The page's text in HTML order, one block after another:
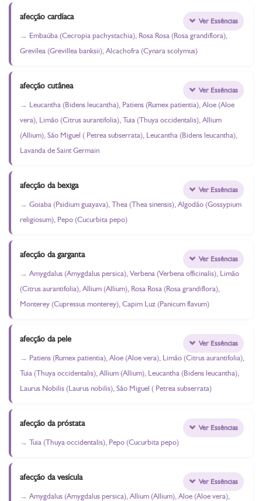
afecção cardíaca
Embaúba (Cecropia pachystachia), Rosa Rosa (Rosa grandiflora),
Grevílea (Grevillea banksii), Alcachofra (Cynara scolymus)
Ver Essências
afecção cutânea
Leucantha (Bidens leucantha), Patiens (Rumex patientia), Aloe (Aloe
vera), Limão (Citrus aurantifolia), Tuia (Thuya occidentalis), Allium
(Allium), São Miguel ( Petrea subserrata), Leucantha (Bidens leucantha),
Lavanda de Saint Germain
Ver Essências
afecção da bexiga
Goiaba (Psidium guayava), Thea (Thea sinensis), Algodão (Gossypium
religiosum), Pepo (Cucurbita pepo)
Ver Essências
afecção da garganta
Amygdalus (Amygdalus persica), Verbena (Verbena officinalis), Limão
(Citrus aurantifolia), Allium (Allium), Rosa Rosa (Rosa grandiflora),
Monterey (Cupressus monterey), Capim Luz (Panicum flavum)
Ver Essências
afecção da pele
Patiens (Rumex patientia), Aloe (Aloe vera), Limão (Citrus aurantifolia),
Tuia (Thuya occidentalis), Allium (Allium), Leucantha (Bidens leucantha),
Laurus Nobilis (Laurus nobilis), São Miguel ( Petrea subserrata)
Ver Essências
afecção da próstata
Tuia (Thuya occidentalis), Pepo (Cucurbita pepo)
Ver Essências
afecção da vesícula
Amygdalus (Amygdalus persica), Allium (Allium), Aloe (Aloe vera),
Ver Essências